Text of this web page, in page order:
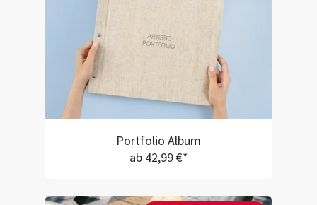
Portfolio Album
ab 42,99 €*